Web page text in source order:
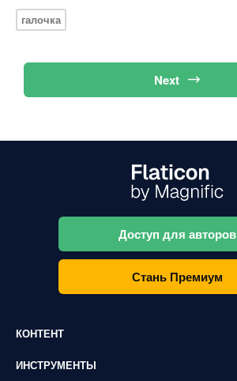
галочка
Next
Доступ для авторов
Стань Премиум
КОНТЕНТ
ИНСТРУМЕНТЫ